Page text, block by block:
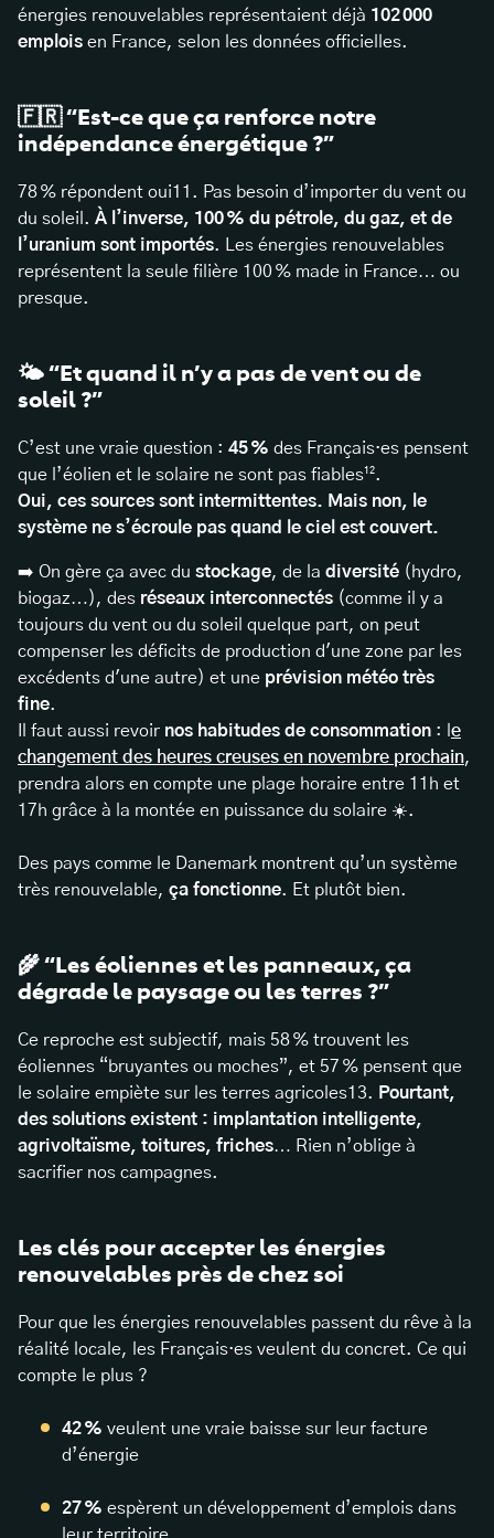
énergies renouvelables représentaient déjà 102 000
emplois en France, selon les données officielles.
🇫🇷 “Est-ce que ça renforce notre
indépendance énergétique ?”
78 % répondent oui11. Pas besoin d’importer du vent ou
du soleil. À l’inverse, 100 % du pétrole, du gaz, et de
l’uranium sont importés. Les énergies renouvelables
représentent la seule filière 100 % made in France… ou
presque.
🌤️ “Et quand il n’y a pas de vent ou de
soleil ?”
C’est une vraie question : 45 % des Français·es pensent
que l’éolien et le solaire ne sont pas fiables¹².
Oui, ces sources sont intermittentes. Mais non, le
système ne s’écroule pas quand le ciel est couvert.
➡️ On gère ça avec du stockage, de la diversité (hydro,
biogaz…), des réseaux interconnectés (comme il y a
toujours du vent ou du soleil quelque part, on peut
compenser les déficits de production d'une zone par les
excédents d'une autre) et une prévision météo très
fine.
Il faut aussi revoir nos habitudes de consommation : l e
changement des heures creuses en novembre prochain,
prendra alors en compte une plage horaire entre 11h et
17h grâce à la montée en puissance du solaire ☀️.
Des pays comme le Danemark montrent qu’un système
très renouvelable, ça fonctionne. Et plutôt bien.
🌾 “Les éoliennes et les panneaux, ça
dégrade le paysage ou les terres ?”
Ce reproche est subjectif, mais 58 % trouvent les
éoliennes “bruyantes ou moches”, et 57 % pensent que
le solaire empiète sur les terres agricoles13. Pourtant,
des solutions existent : implantation intelligente,
agrivoltaïsme, toitures, friches… Rien n’oblige à
sacrifier nos campagnes.
Les clés pour accepter les énergies
renouvelables près de chez soi
Pour que les énergies renouvelables passent du rêve à la
réalité locale, les Français·es veulent du concret. Ce qui
compte le plus ?
42 % veulent une vraie baisse sur leur facture
d’énergie
27 % espèrent un développement d’emplois dans